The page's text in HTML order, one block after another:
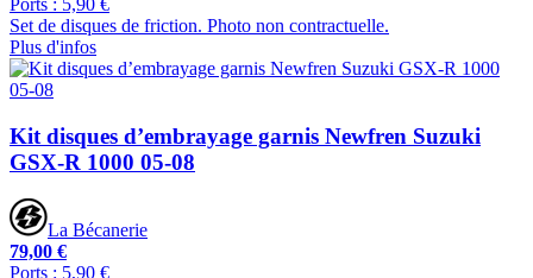
Ports : 5,90 €
Set de disques de friction. Photo non contractuelle.
Plus d'infos
Kit disques d’embrayage garnis Newfren Suzuki
GSX-R 1000 05-08
La Bécanerie
79,00 €
Ports : 5,90 €